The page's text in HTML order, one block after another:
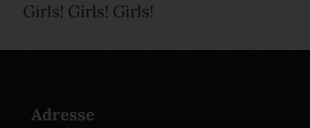
Girls! Girls! Girls!
Adresse